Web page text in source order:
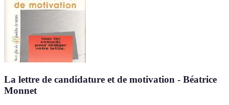
La lettre de candidature et de motivation - Béatrice
Monnet